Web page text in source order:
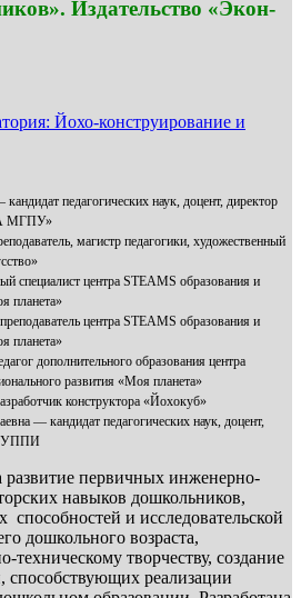
Издательство «Экон-
педагогических наук, доцент, директор
МГПУ»
магистр педагогики, художественный
специалист центра STEAMS образования и
планета»
центра STEAMS образования и
планета»
дополнительного образования центра
развития «Моя планета»
конструктора «Йохокуб»
— кандидат педагогических наук, доцент,
развитие первичных инженерно-
навыков дошкольников,
способностей и исследовательской
дошкольного возраста,
творчеству, создание
способствующих реализации